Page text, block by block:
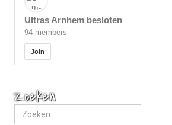
Ultras Arnhem besloten
94 members
Join
Zoeken